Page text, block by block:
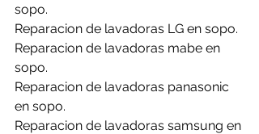
sopo.
Reparacion de lavadoras LG en sopo.
Reparacion de lavadoras mabe en
sopo.
Reparacion de lavadoras panasonic
en sopo.
Reparacion de lavadoras samsung en